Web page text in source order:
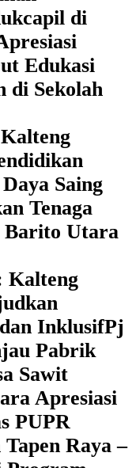
di
Edukasi
di Sekolah
Saing
Tenaga
Barito Utara
Kalteng
InklusifPj
Pabrik
Sawit
Apresiasi
PUPR
Raya –